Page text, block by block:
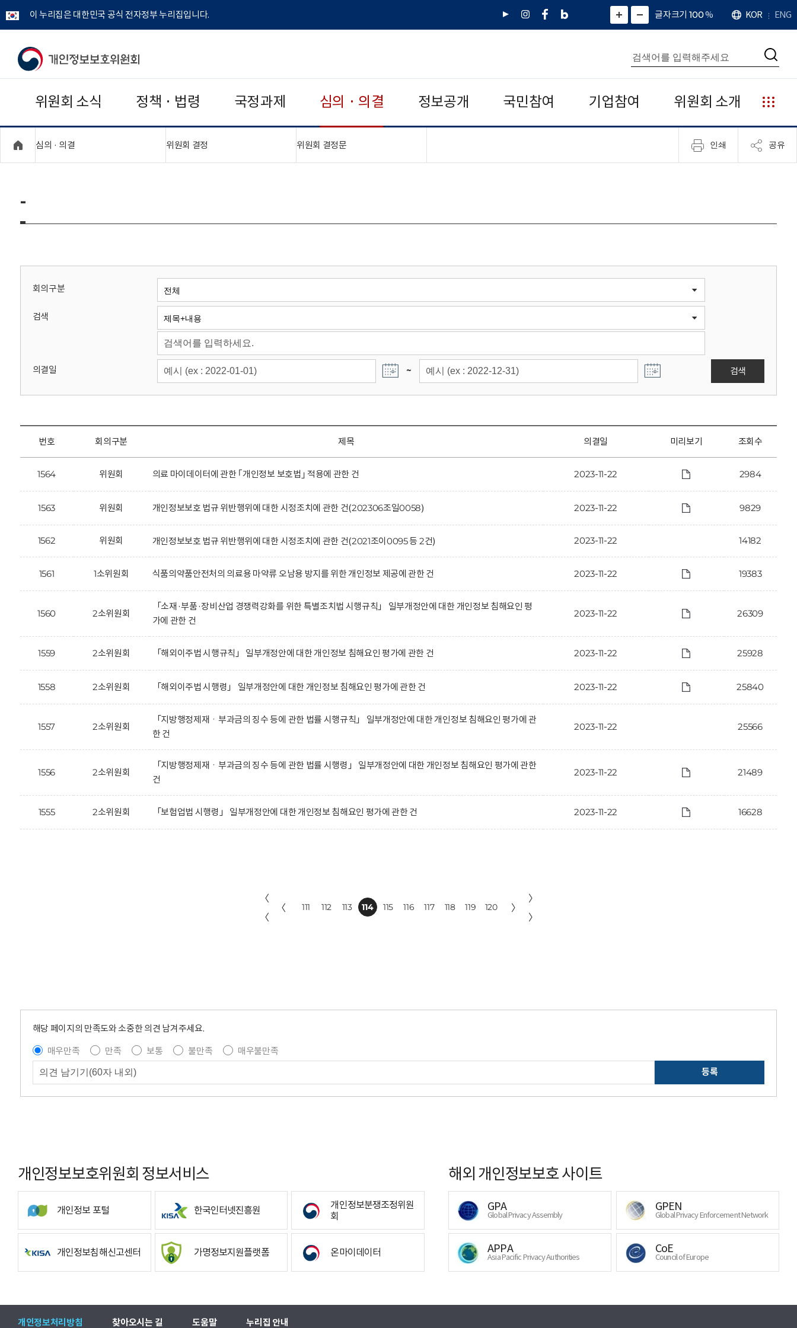
이 누리집은 대한민국 공식 전자정부 누리집입니다.
유
인
페
네
그
)
화
면
면
소
확
대
치
글자크기 100%
언
어
KOR ENG
개
보
보
위
회
통
합
검
색
검
위원회 소식 정책 · 법령 국정과제 심의 · 의결 정보공개 국민참여 기업참여 위원회 소개
누
리
집
안
심의 · 의결 위원회 결정 위원회 결정문"접기,펼치기" 인쇄 공유
-
회의구분
검색
의결일 ~ 검색
번호 회의구분 제목 의결일 미리보기 조회수
1564 위원회 의료 마이데이터에 관한 ｢개인정보 보호법｣ 적용에 관한 건 2023-11-22 2984
1563 위원회 개인정보보호 법규 위반행위에 대한 시정조치에 관한 건(202306조일0058) 2023-11-22 9829
1562 위원회 개인정보보호 법규 위반행위에 대한 시정조치에 관한 건(2021조이0095 등 2건) 2023-11-22 14182
1561 1소위원회 식품의약품안전처의 의료용 마약류 오남용 방지를 위한 개인정보 제공에 관한 건 2023-11-22 19383
1560 2소위원회
「소재·부품·장비산업 경쟁력강화를 위한 특별조치법 시행규칙」 일부개정안에 대한 개인정보 침해요인 평
가에 관한 건
2023-11-22 26309
1559 2소위원회 「해외이주법 시행규칙」 일부개정안에 대한 개인정보 침해요인 평가에 관한 건 2023-11-22 25928
1558 2소위원회 「해외이주법 시행령」 일부개정안에 대한 개인정보 침해요인 평가에 관한 건 2023-11-22 25840
1557 2소위원회
「지방행정제재ㆍ부과금의 징수 등에 관한 법률 시행규칙」 일부개정안에 대한 개인정보 침해요인 평가에 관
한 건
2023-11-22 25566
1556 2소위원회
「지방행정제재ㆍ부과금의 징수 등에 관한 법률 시행령」 일부개정안에 대한 개인정보 침해요인 평가에 관한
건
2023-11-22 21489
1555 2소위원회 「보험업법 시행령」 일부개정안에 대한 개인정보 침해요인 평가에 관한 건 2023-11-22 16628
〈
〈
〈 111 112 113 114 115 116 117 118 119 120 〉
〉
〉
해당 페이지의 만족도와 소중한 의견 남겨주세요.
매우만족
만족 보통 불만족
매우불만족
등록
개인정보보호위원회 정보서비스
개인정보 포털 한국인터넷진흥원
개인정보분쟁조정위원
회
개인정보침해신고센터 가명정보지원플랫폼 온마이데이터
해외 개인정보보호 사이트
GPA
Global Privacy Assembly
GPEN
Global Privacy Enforcement Network
APPA
Asia Pacific Privacy Authorities
CoE
Council of Europe
개인정보처리방침 찾아오시는 길 도움말 누리집 안내